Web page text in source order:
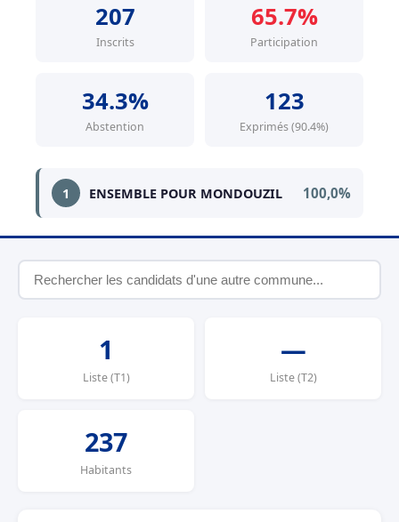
207
Inscrits
65.7%
Participation
34.3%
Abstention
123
Exprimés (90.4%)
1 ENSEMBLE POUR MONDOUZIL 100,0%
1
Liste (T1)
—
Liste (T2)
237
Habitants